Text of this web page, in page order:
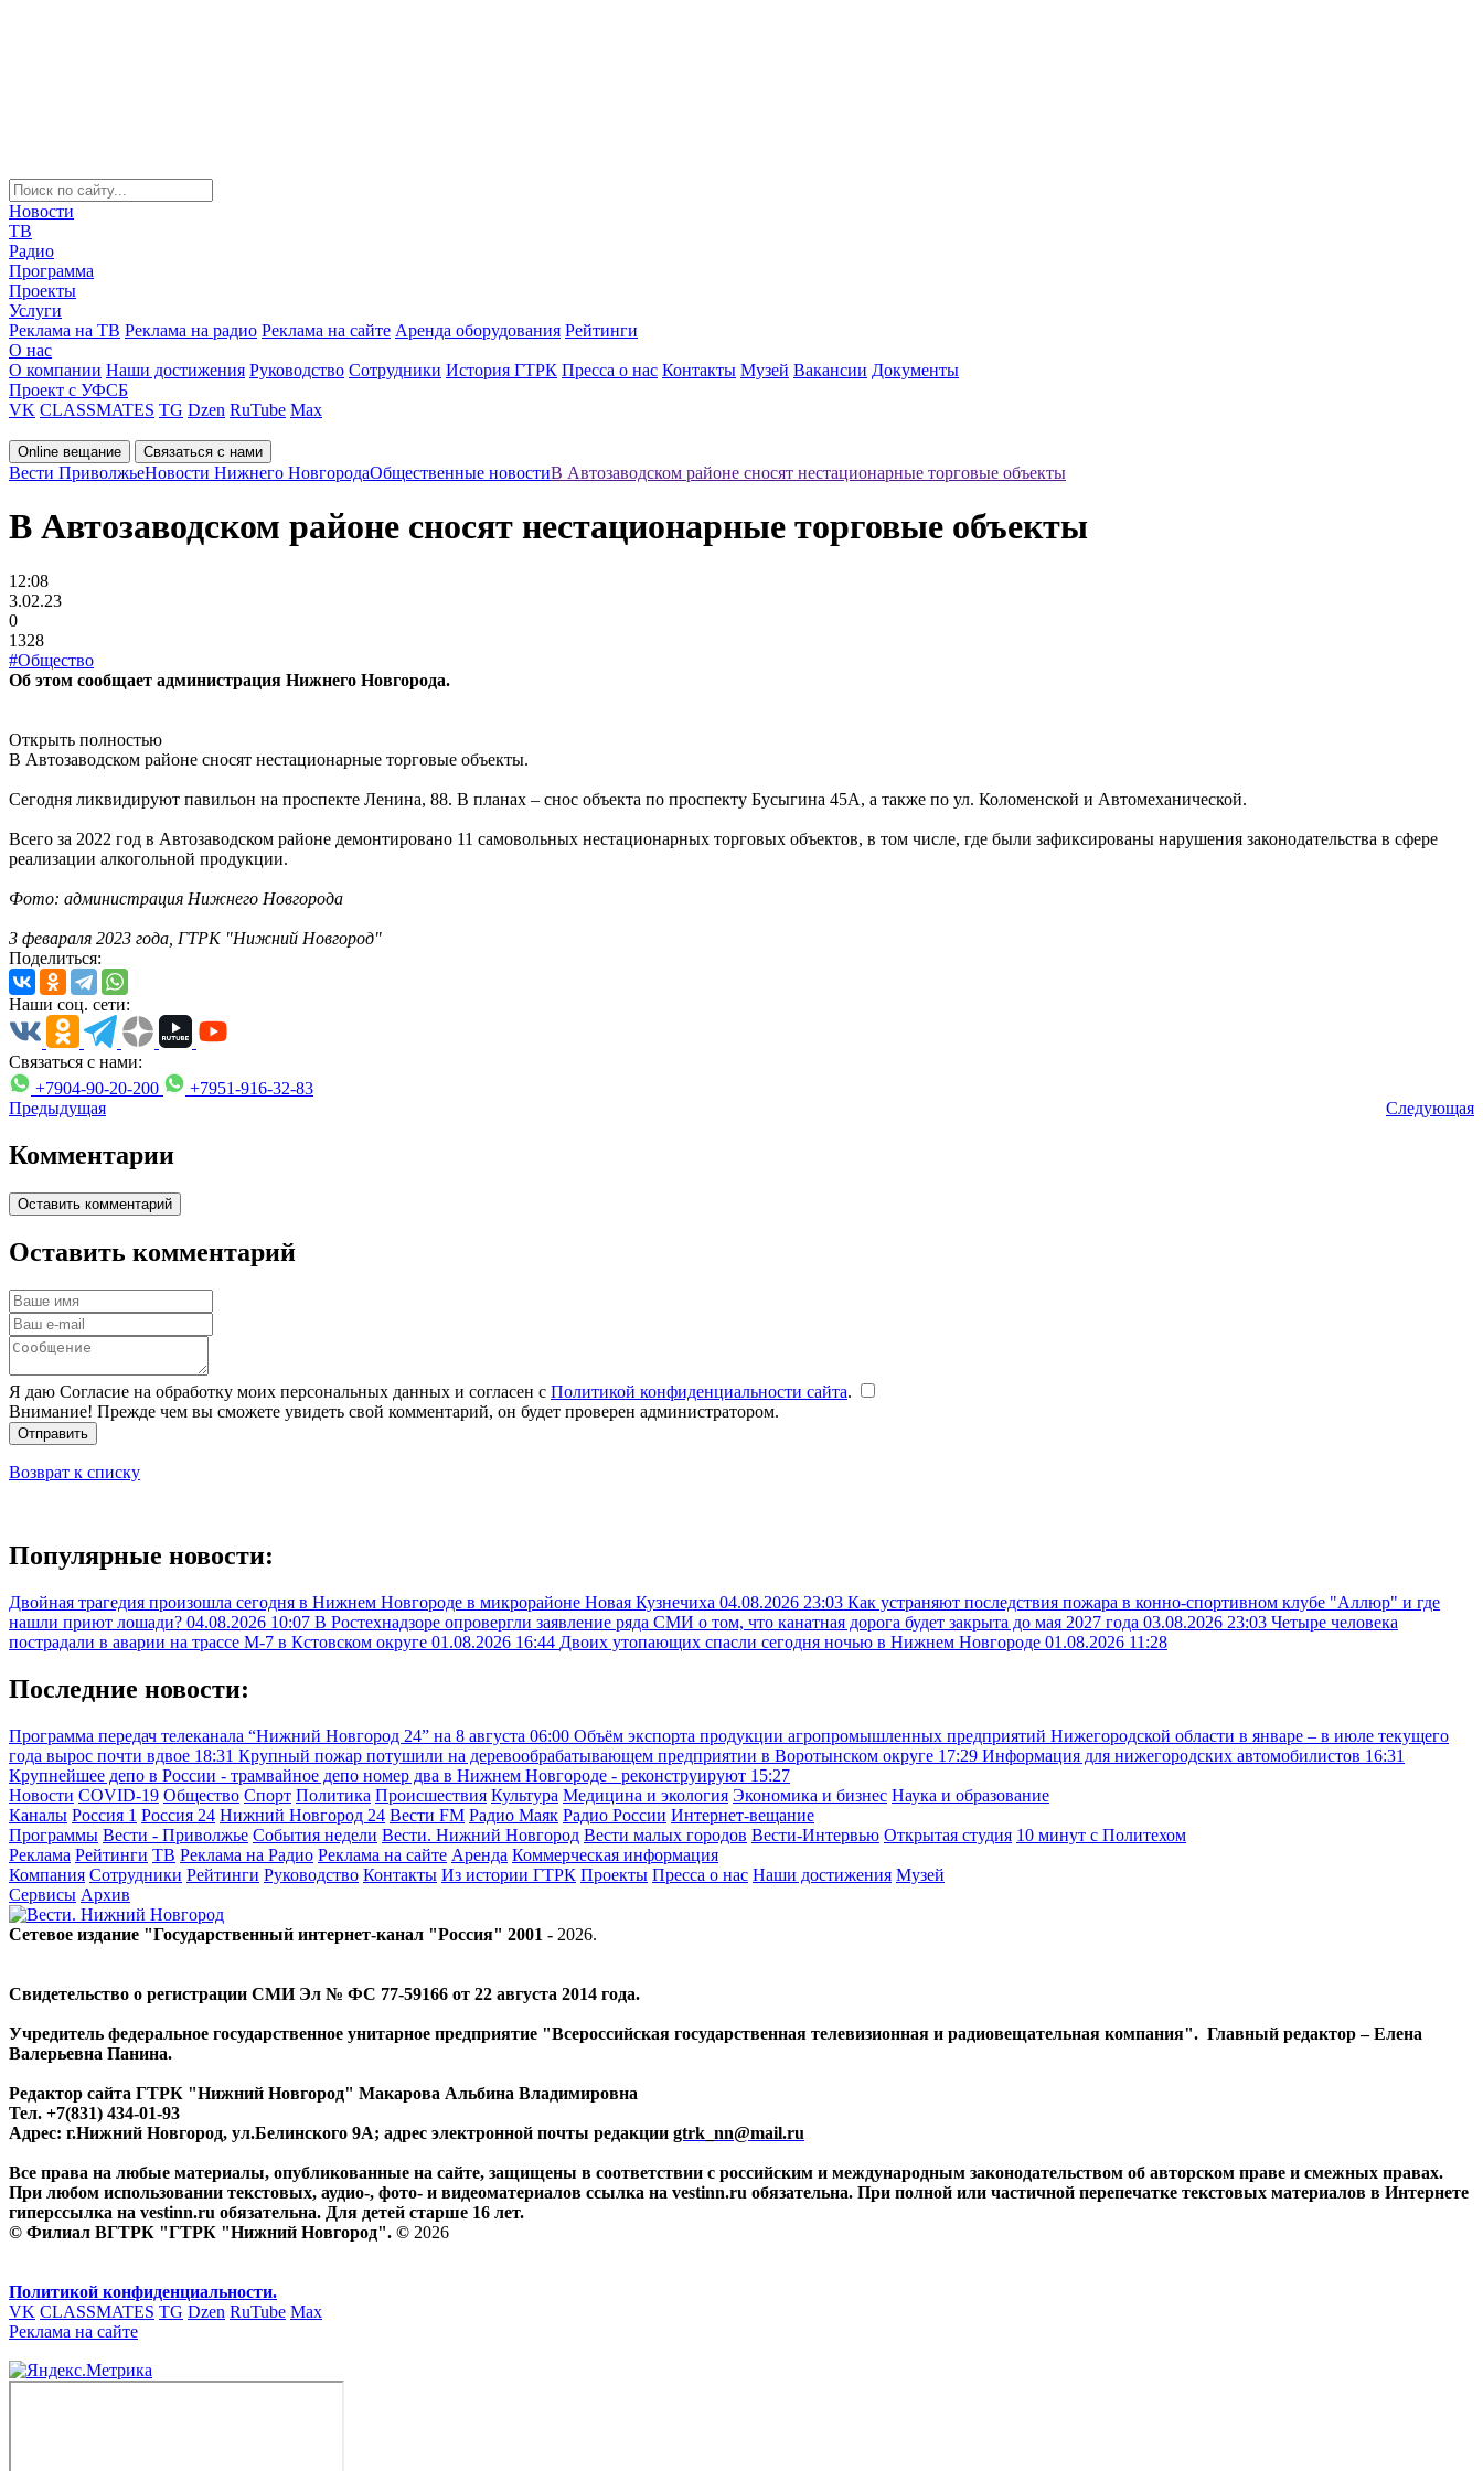
Новости
ТВ
Радио
Программа
Проекты
Услуги
Реклама на ТВ Реклама на радио Реклама на сайте Аренда оборудования Рейтинги
О нас
О компании Наши достижения Руководство Сотрудники История ГТРК Пресса о нас Контакты Музей Вакансии Документы
Проект с УФСБ
VK CLASSMATES TG Dzen RuTube Max
Online вещание Связаться с нами
Вести ПриволжьеНовости Нижнего НовгородаОбщественные новостиВ Автозаводском районе сносят нестационарные торговые объекты
В Автозаводском районе сносят нестационарные торговые объекты
12:08
3.02.23
0
1328
#Общество
Об этом сообщает администрация Нижнего Новгорода.
Открыть полностью
В Автозаводском районе сносят нестационарные торговые объекты.
Сегодня ликвидируют павильон на проспекте Ленина, 88. В планах – снос объекта по проспекту Бусыгина 45А, а также по ул. Коломенской и Автомеханической.
Всего за 2022 год в Автозаводском районе демонтировано 11 самовольных нестационарных торговых объектов, в том числе, где были зафиксированы нарушения законодательства в сфере
реализации алкогольной продукции.
Фото: администрация Нижнего Новгорода
3 февараля 2023 года, ГТРК "Нижний Новгород"
Поделиться:
Наши соц. сети:
Связаться с нами:
+7904-90-20-200
+7951-916-32-83
Предыдущая
Следующая
Комментарии
Оставить комментарий
Оставить комментарий
Я даю Согласие на обработку моих персональных данных и согласен с Политикой конфиденциальности сайта.
Внимание! Прежде чем вы сможете увидеть свой комментарий, он будет проверен администратором.
Отправить
Возврат к списку
Популярные новости:
Двойная трагедия произошла сегодня в Нижнем Новгороде в микрорайоне Новая Кузнечиха 04.08.2026 23:03 Как устраняют последствия пожара в конно-спортивном клубе "Аллюр" и где
нашли приют лошади? 04.08.2026 10:07 В Ростехнадзоре опровергли заявление ряда СМИ о том, что канатная дорога будет закрыта до мая 2027 года 03.08.2026 23:03 Четыре человека
пострадали в аварии на трассе М-7 в Кстовском округе 01.08.2026 16:44 Двоих утопающих спасли сегодня ночью в Нижнем Новгороде 01.08.2026 11:28
Последние новости:
Программа передач телеканала “Нижний Новгород 24” на 8 августа 06:00 Объём экспорта продукции агропромышленных предприятий Нижегородской области в январе – в июле текущего
года вырос почти вдвое 18:31 Крупный пожар потушили на деревообрабатывающем предприятии в Воротынском округе 17:29 Информация для нижегородских автомобилистов 16:31
Крупнейшее депо в России - трамвайное депо номер два в Нижнем Новгороде - реконструируют 15:27
Новости COVID-19 Общество Спорт Политика Происшествия Культура Медицина и экология Экономика и бизнес Наука и образование
Каналы Россия 1 Россия 24 Нижний Новгород 24 Вести FM Радио Маяк Радио России Интернет-вещание
Программы Вести - Приволжье События недели Вести. Нижний Новгород Вести малых городов Вести-Интервью Открытая студия 10 минут с Политехом
Реклама Рейтинги ТВ Реклама на Радио Реклама на сайте Аренда Коммерческая информация
Компания Сотрудники Рейтинги Руководство Контакты Из истории ГТРК Проекты Пресса о нас Наши достижения Музей
Сервисы Архив
Сетевое издание "Государственный интернет-канал "Россия" 2001 - 2026.
Свидетельство о регистрации СМИ Эл № ФС 77-59166 от 22 августа 2014 года.
Учредитель федеральное государственное унитарное предприятие "Всероссийская государственная телевизионная и радиовещательная компания". Главный редактор – Елена
Валерьевна Панина.
Редактор сайта ГТРК "Нижний Новгород" Макарова Альбина Владимировна
Тел. +7(831) 434-01-93
Адрес: г.Нижний Новгород, ул.Белинского 9А; адрес электронной почты редакции gtrk_nn@mail.ru
Все права на любые материалы, опубликованные на сайте, защищены в соответствии с российским и международным законодательством об авторском праве и смежных правах.
При любом использовании текстовых, аудио-, фото- и видеоматериалов ссылка на vestinn.ru обязательна. При полной или частичной перепечатке текстовых материалов в Интернете
гиперссылка на vestinn.ru обязательна. Для детей старше 16 лет.
© Филиал ВГТРК "ГТРК "Нижний Новгород". © 2026
Политикой конфиденциальности.
VK CLASSMATES TG Dzen RuTube Max
Реклама на сайте